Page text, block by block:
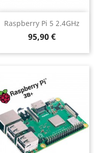
Raspberry Pi 5 2.4GHz
Preço
95,90 €